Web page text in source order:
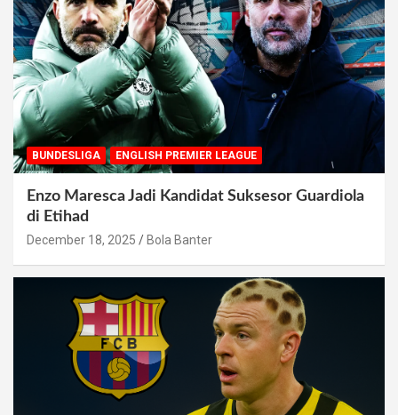
BUNDESLIGA ENGLISH PREMIER LEAGUE
Enzo Maresca Jadi Kandidat Suksesor Guardiola
di Etihad
December 18, 2025 Bola Banter